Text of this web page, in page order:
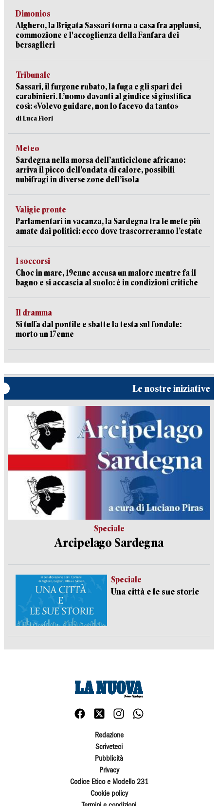
Dimonios
Alghero, la Brigata Sassari torna a casa fra applausi,
commozione e l'accoglienza della Fanfara dei
bersaglieri
Tribunale
Sassari, il furgone rubato, la fuga e gli spari dei
carabinieri. L’uomo davanti al giudice si giustifica
così: «Volevo guidare, non lo facevo da tanto»
di Luca Fiori
Meteo
Sardegna nella morsa dell’anticiclone africano:
arriva il picco dell’ondata di calore, possibili
nubifragi in diverse zone dell’isola
Valigie pronte
Parlamentari in vacanza, la Sardegna tra le mete più
amate dai politici: ecco dove trascorreranno l’estate
I soccorsi
Choc in mare, 19enne accusa un malore mentre fa il
bagno e si accascia al suolo: è in condizioni critiche
Il dramma
Si tuffa dal pontile e sbatte la testa sul fondale:
morto un 17enne
Le nostre iniziative
Speciale
Arcipelago Sardegna
Speciale
Una città e le sue storie
Redazione
Scriveteci
Pubblicità
Privacy
Codice Etico e Modello 231
Cookie policy